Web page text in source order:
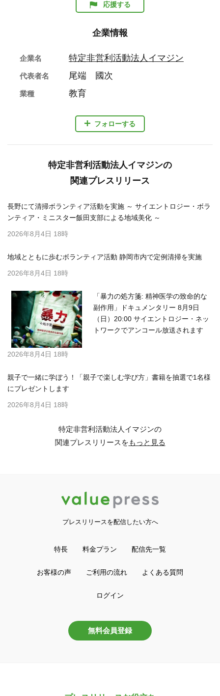
応援する
企業情報
フォローする
企業名 特定非営利活動法人イマジン
代表者名 尾端 國次
業種 教育
特定非営利活動法人イマジンの
関連プレスリリース
長野にて清掃ボランティア活動を実施 ～ サイエントロジー・ボラ
ンティア・ミニスター飯田支部による地域美化 ～
2026年8月4日 18時
地域とともに歩むボランティア活動 静岡市内で定例清掃を実施
2026年8月4日 18時
「暴力の処方箋: 精神医学の致命的な
副作用」ドキュメンタリー 8月9日
（日）20:00 サイエントロジー・ネッ
トワークでアンコール放送されます
2026年8月4日 18時
親子で一緒に学ぼう！「親子で楽しむ学び方」書籍を抽選で1名様
にプレゼントします
2026年8月4日 18時
特定非営利活動法人イマジンの
関連プレスリリースをもっと見る
プレスリリースを配信したい方へ
特長 料金プラン 配信先一覧
お客様の声 ご利用の流れ よくある質問
ログイン
無料会員登録